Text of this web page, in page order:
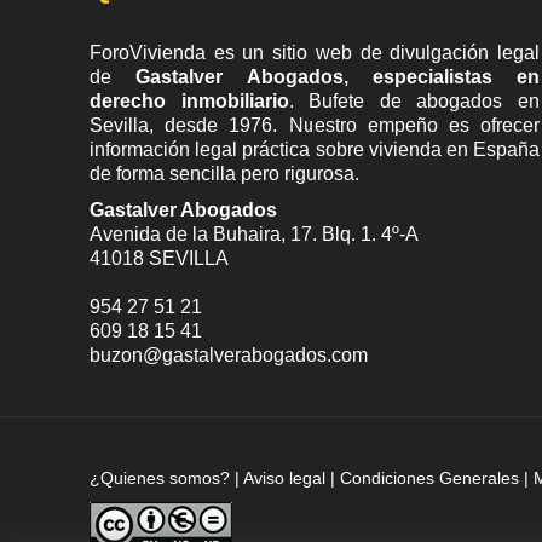
ForoVivienda es un sitio web de divulgación legal
deGastalver Abogados, especialistas en
derecho inmobiliario. Bufete deabogados en
Sevilla, desde 1976. Nuestro empeño es ofrecer
información legal práctica sobre vivienda en España
de forma sencilla pero rigurosa.
Gastalver Abogados
Avenida de la Buhaira, 17. Blq. 1. 4º-A
41018 SEVILLA
954 27 51 21
609 18 15 41
buzon@gastalverabogados.com
¿Quienes somos? | Aviso legal | Condiciones Generales |